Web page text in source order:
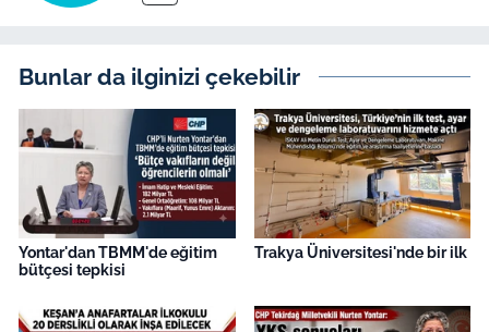
Bunlar da ilginizi çekebilir
Yontar'dan TBMM'de eğitim
bütçesi tepkisi
Trakya Üniversitesi'nde bir ilk
Genel-A
Gündem-Eğitim